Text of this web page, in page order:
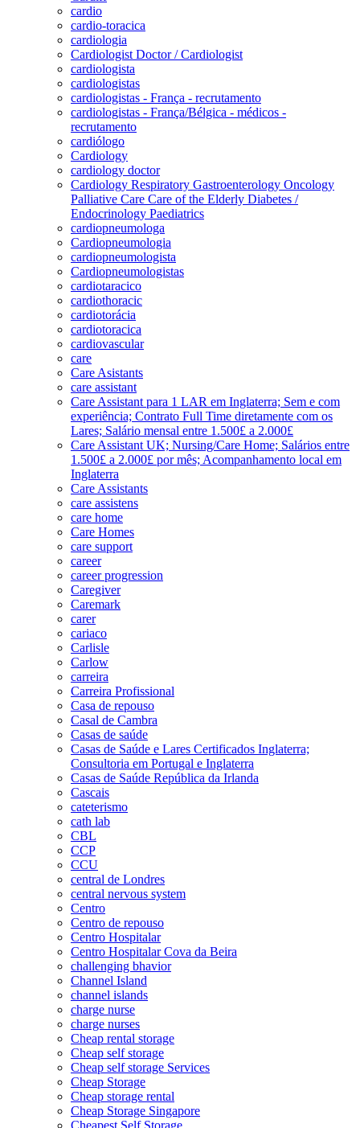
cardio
cardio-toracica
cardiologia
Cardiologist Doctor / Cardiologist
cardiologista
cardiologistas
cardiologistas - França - recrutamento
cardiologistas - França/Bélgica - médicos -
recrutamento
cardiólogo
Cardiology
cardiology doctor
Cardiology Respiratory Gastroenterology Oncology
Palliative Care Care of the Elderly Diabetes /
Endocrinology Paediatrics
cardiopneumologa
Cardiopneumologia
cardiopneumologista
Cardiopneumologistas
cardiotaracico
cardiothoracic
cardiotorácia
cardiotoracica
cardiovascular
care
Care Asistants
care assistant
Care Assistant para 1 LAR em Inglaterra; Sem e com
experiência; Contrato Full Time diretamente com os
Lares; Salário mensal entre 1.500£ a 2.000£
Care Assistant UK; Nursing/Care Home; Salários entre
1.500£ a 2.000£ por mês; Acompanhamento local em
Inglaterra
Care Assistants
care assistens
care home
Care Homes
care support
career
career progression
Caregiver
Caremark
carer
cariaco
Carlisle
Carlow
carreira
Carreira Profissional
Casa de repouso
Casal de Cambra
Casas de saúde
Casas de Saúde e Lares Certificados Inglaterra;
Consultoria em Portugal e Inglaterra
Casas de Saúde República da Irlanda
Cascais
cateterismo
cath lab
CBL
CCP
CCU
central de Londres
central nervous system
Centro
Centro de repouso
Centro Hospitalar
Centro Hospitalar Cova da Beira
challenging bhavior
Channel Island
channel islands
charge nurse
charge nurses
Cheap rental storage
Cheap self storage
Cheap self storage Services
Cheap Storage
Cheap storage rental
Cheap Storage Singapore
Cheapest Self Storage